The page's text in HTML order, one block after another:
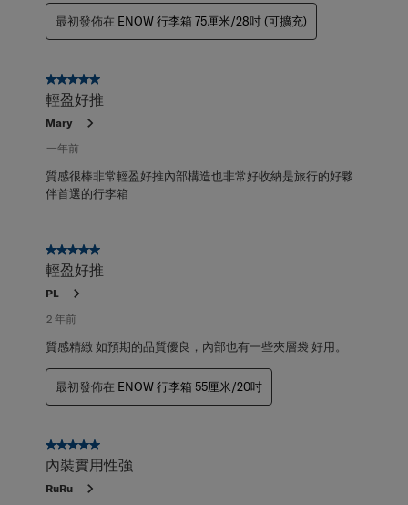
最初發佈在 ENOW 行李箱 75厘米/28吋 (可擴充)
5星，共5星。
輕盈好推
Mary
一年前
質感很棒非常輕盈好推內部構造也非常好收納是旅行的好夥
伴首選的行李箱
5星，共5星。
輕盈好推
PL
2 年前
質感精緻 如預期的品質優良，內部也有一些夾層袋 好用。
最初發佈在 ENOW 行李箱 55厘米/20吋
5星，共5星。
內裝實用性強
RuRu